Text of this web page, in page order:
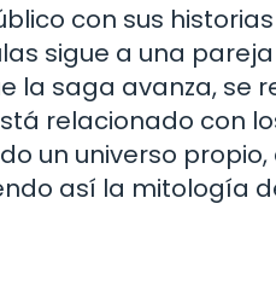
con sus
sigue a una
la saga avanza, se
relacionado con
un universo
así la mitología